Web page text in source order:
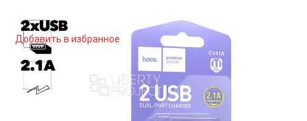
Добавить в избранное